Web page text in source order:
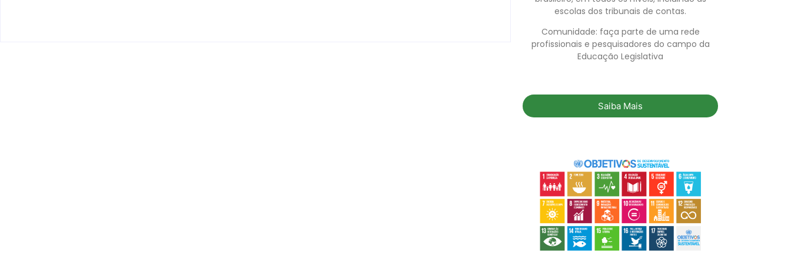
escolas dos tribunais de contas.
Comunidade: faça parte de uma rede
profissionais e pesquisadores do campo da
Educação Legislativa
Saiba Mais